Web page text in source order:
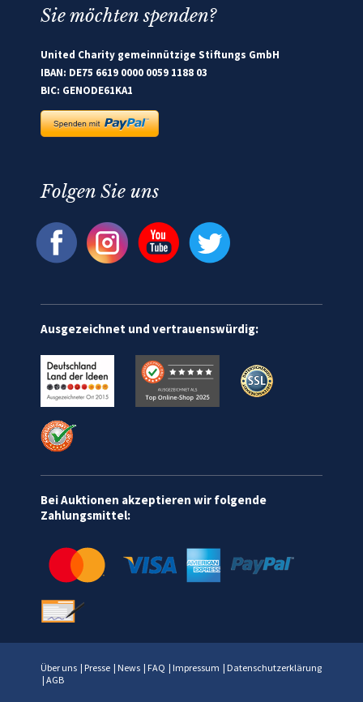
Sie möchten spenden?
United Charity gemeinnützige Stiftungs GmbH
IBAN: DE75 6619 0000 0059 1188 03
BIC: GENODE61KA1
Folgen Sie uns
Ausgezeichnet und vertrauenswürdig:
Bei Auktionen akzeptieren wir folgende
Zahlungsmittel:
Über uns | Presse | News | FAQ | Impressum | Datenschutzerklärung
| AGB